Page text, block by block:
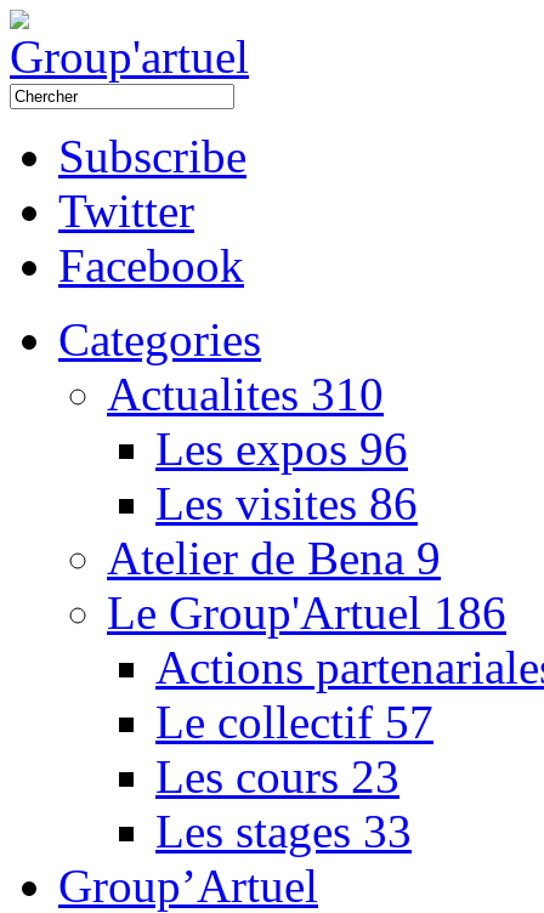
Subscribe
Twitter
Facebook
Categories
Actualites 310
Les expos 96
Les visites 86
Atelier de Bena 9
Le Group'Artuel 186
Actions
Le collectif 57
Les cours 23
Les stages 33
Group’Artuel